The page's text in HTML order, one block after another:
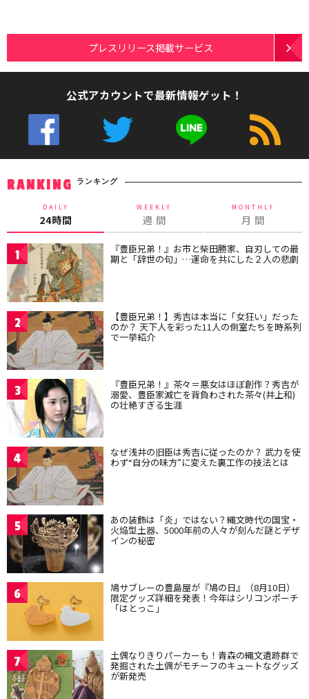
プレスリリース掲載サービス
公式アカウントで最新情報ゲット！
RANKING ランキング
DAILY
24時間
WEEKLY
週 間
MONTHLY
月 間
1 『豊臣兄弟！』お市と柴田勝家、自刃しての最
期と「辞世の句」…運命を共にした２人の悲劇
2 【豊臣兄弟！】秀吉は本当に「女狂い」だった
のか？ 天下人を彩った11人の側室たちを時系列
で一挙紹介
3 『豊臣兄弟！』茶々＝悪女はほぼ創作？秀吉が
溺愛、豊臣家滅亡を背負わされた茶々(井上和)
の壮絶すぎる生涯
4 なぜ浅井の旧臣は秀吉に従ったのか？ 武力を使
わず“自分の味方”に変えた裏工作の技法とは
5 あの装飾は「炎」ではない？縄文時代の国宝・
火焔型土器、5000年前の人々が刻んだ謎とデザ
インの秘密
6 鳩サブレーの豊島屋が『鳩の日』（8月10日）
限定グッズ詳細を発表！今年はシリコンポーチ
「はとっこ」
7 土偶なりきりパーカーも！青森の縄文遺跡群で
発掘された土偶がモチーフのキュートなグッズ
が新発売